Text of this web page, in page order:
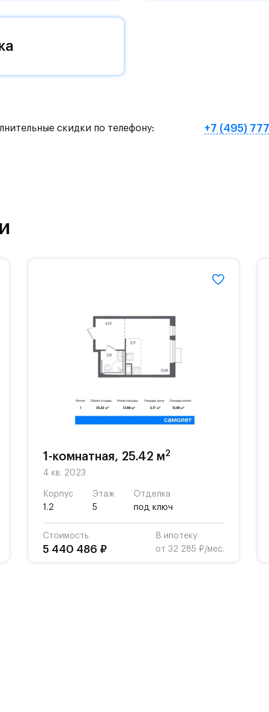
Середниково.
скидки по телефону: +7 (495)
1-комнатная, 25.42 м2
4 кв. 2023
Корпус
1.2
Этаж
5
Отделка
под ключ
Стоимость
5 440 486 ₽
В ипотеку
от 32 285 ₽/мес.